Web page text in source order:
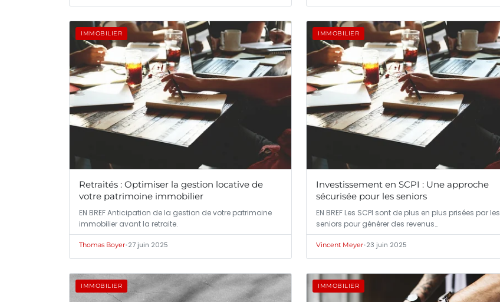
IMMOBILIER
Retraités : Optimiser la gestion locative de
votre patrimoine immobilier
EN BREF Anticipation de la gestion de votre patrimoine
immobilier avant la retraite.
Thomas Boyer•27 juin 2025
IMMOBILIER
Investissement en SCPI : Une approche
sécurisée pour les seniors
EN BREF Les SCPI sont de plus en plus prisées par les
seniors pour générer des revenus…
Vincent Meyer•23 juin 2025
IMMOBILIER IMMOBILIER